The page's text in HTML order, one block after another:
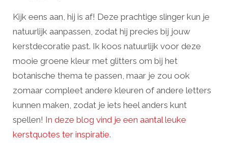
Kijk eens aan, hij is af! Deze prachtige slinger kun je
natuurlijk aanpassen, zodat hij precies bij jouw
kerstdecoratie past. Ik koos natuurlijk voor deze
mooie groene kleur met glitters om bij het
botanische thema te passen, maar je zou ook
zomaar compleet andere kleuren of andere letters
kunnen maken, zodat je iets heel anders kunt
spellen! In deze blog vind je een aantal leuke
kerstquotes ter inspiratie.